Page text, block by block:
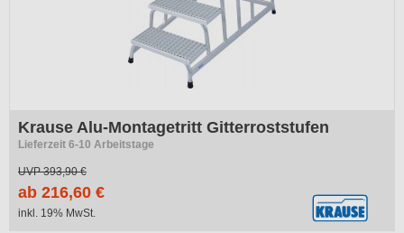
Krause Alu-Montagetritt Gitterroststufen
Lieferzeit 6-10 Arbeitstage
UVP393,90 €
ab 216,60 €
inkl. 19% MwSt.